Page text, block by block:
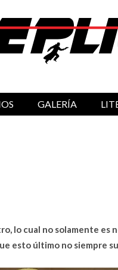
GALERÍA
lo cual no solamente es
esto último no siempre